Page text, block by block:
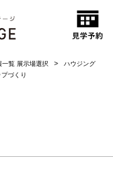
一覧 展示場選択
ハウジング
づくり